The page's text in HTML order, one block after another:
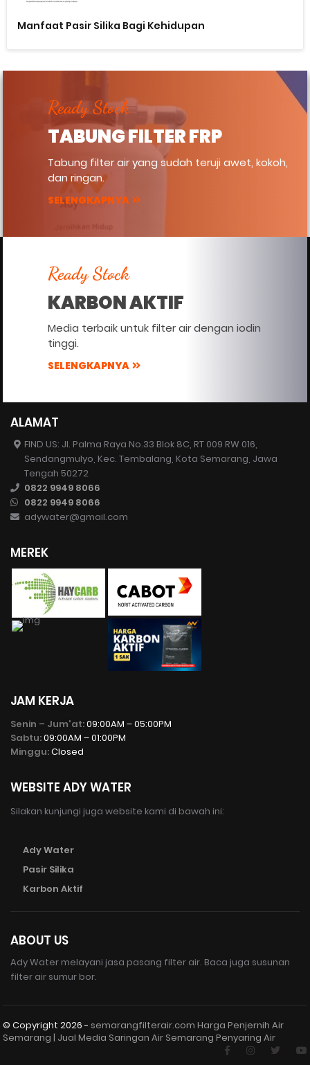
Manfaat Pasir Silika Bagi Kehidupan
Ready Stock
TABUNG FILTER FRP
Tabung filter air yang sudah teruji awet, kokoh,
dan ringan.
SELENGKAPNYA
Ready Stock
KARBON AKTIF
Media terbaik untuk filter air dengan iodin
tinggi.
SELENGKAPNYA
ALAMAT
FIND US: Jl. Palma Raya No.33 Blok 8C, RT 009 RW 016,
Sendangmulyo, Kec. Tembalang, Kota Semarang, Jawa
Tengah 50272
0822 9949 8066
0822 9949 8066
adywater@gmail.com
MEREK
JAM KERJA
Senin – Jum'at:09:00AM – 05:00PM
Sabtu:09:00AM – 01:00PM
Minggu:Closed
WEBSITE ADY WATER
Silakan kunjungi juga website kami di bawah ini:
Ady Water
Pasir Silika
Karbon Aktif
ABOUT US
Ady Water melayani jasa pasang filter air. Baca juga susunan
filter air sumur bor.
© Copyright2026 - semarangfilterair.com Harga Penjernih Air
Semarang | Jual Media Saringan Air Semarang Penyaring Air